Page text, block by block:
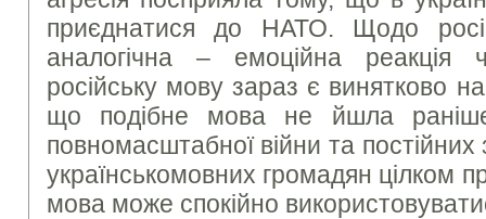
приєднатися до НАТО. Щодо
аналогічна – емоційна реакція
російську мову зараз є винятково
що подібне мова не йшла
повномасштабної війни та постійних
українськомовних громадян цілком
мова може спокійно